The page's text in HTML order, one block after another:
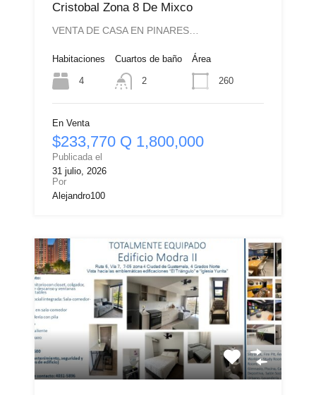
Cristobal Zona 8 De Mixco
VENTA DE CASA EN PINARES…
Habitaciones
4
Cuartos de baño
2
Área
260
En Venta
$233,770 Q 1,800,000
Publicada el
31 julio, 2026
Por
Alejandro100